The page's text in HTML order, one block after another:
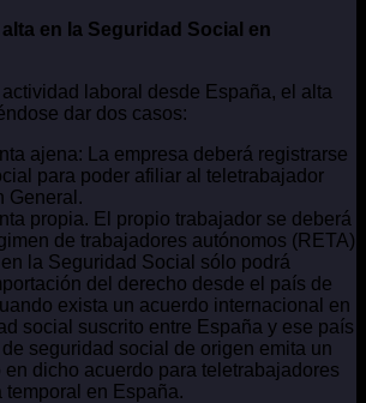
en la Seguridad Social en
laboral desde España, el alta
dar dos casos:
ajena: La empresa deberá registrarse
para poder afiliar al teletrabajador
General.
propia. El propio trabajador se deberá
de trabajadores autónomos (RETA)
la Seguridad Social sólo podrá
del derecho desde el país de
exista un acuerdo internacional en
social suscrito entre España y ese país
seguridad social de origen emita un
dicho acuerdo para teletrabajadores
temporal en España.